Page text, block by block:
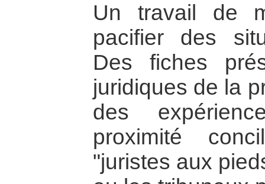
Un travail de
pacifier des
Des fiches
juridiques de la
des
proximité
"juristes aux